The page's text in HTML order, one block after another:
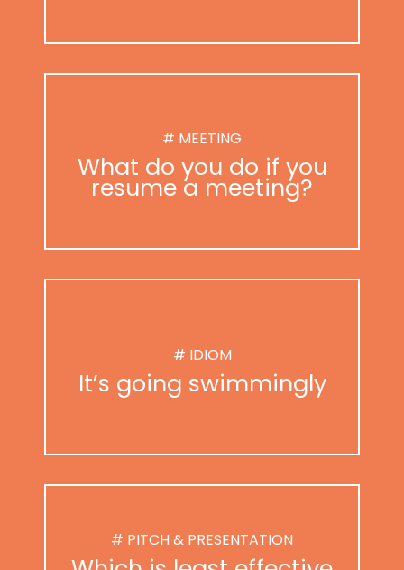
# MEETING
What do you do if you
resume a meeting?
# IDIOM
It’s going swimmingly
# PITCH & PRESENTATION